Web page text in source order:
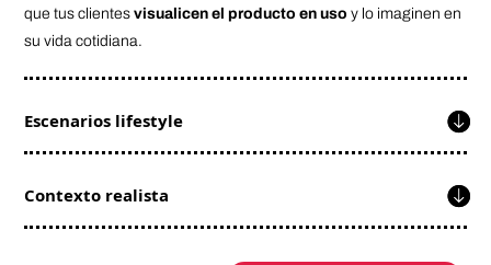
que tus clientesvisualicen el producto en uso y lo imaginen en
su vida cotidiana.
Escenarios lifestyle
Contexto realista